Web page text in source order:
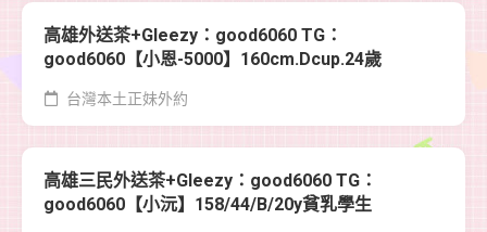
高雄外送茶+Gleezy：good6060 TG：
good6060【小恩-5000】160cm.Dcup.24歲
台灣本土正妹外約
高雄三民外送茶+Gleezy：good6060 TG：
good6060【小沅】158/44/B/20y貧乳學生